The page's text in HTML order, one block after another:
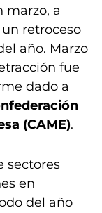
marzo, a
retroceso
año. Marzo
fue
dado a
(CAME).
sectores
en
del año